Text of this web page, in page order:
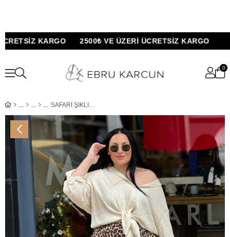
KARGO 2500₺ VE ÜZERİ ÜCRETSİZ KARGO
0
SAFARİ ŞIKLIĞI LEOPAR ETEK